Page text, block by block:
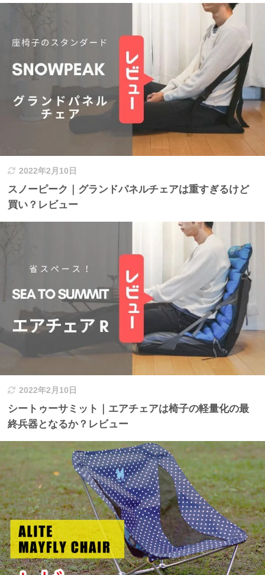
2022年2月10日
スノーピーク｜グランドパネルチェアは重すぎるけど
買い？レビュー
2022年2月10日
シートゥーサミット｜エアチェアは椅子の軽量化の最
終兵器となるか？レビュー